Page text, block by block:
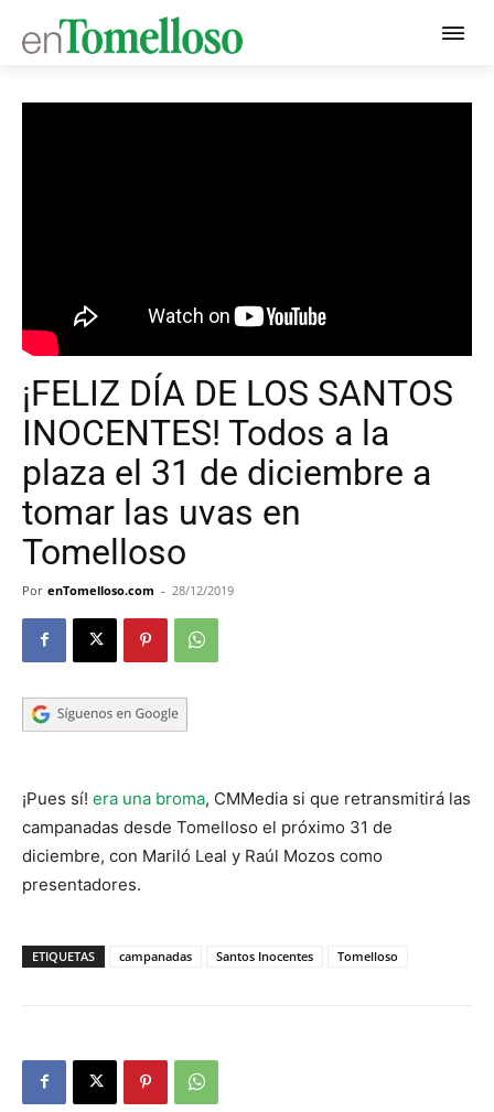
¡FELIZ DÍA DE LOS SANTOS
INOCENTES! Todos a la
plaza el 31 de diciembre a
tomar las uvas en
Tomelloso
Por enTomelloso.com - 28/12/2019
¡Pues sí! era una broma, CMMedia si que retransmitirá las
campanadas desde Tomelloso el próximo 31 de
diciembre, con Mariló Leal y Raúl Mozos como
presentadores.
ETIQUETAS campanadas Santos Inocentes Tomelloso